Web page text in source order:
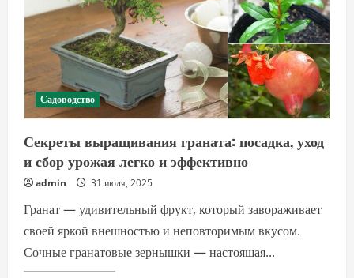
Садоводство
Секреты выращивания граната: посадка, уход
и сбор урожая легко и эффективно
admin 31 июля, 2025
Гранат — удивительный фрукт, который завораживает
своей яркой внешностью и неповторимым вкусом.
Сочные гранатовые зернышки — настоящая...